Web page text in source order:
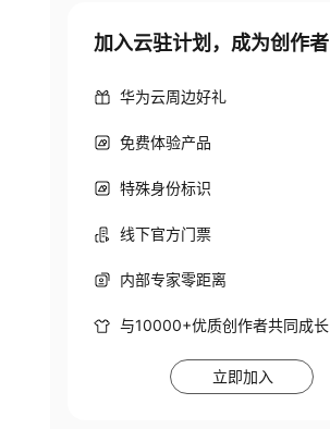
加入云驻计划，成为创作者
华为云周边好礼
免费体验产品
特殊身份标识
线下官方门票
内部专家零距离
与10000+优质创作者共同成长
立即加入